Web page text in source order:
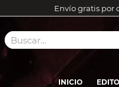
Envío gratis por
INICIO